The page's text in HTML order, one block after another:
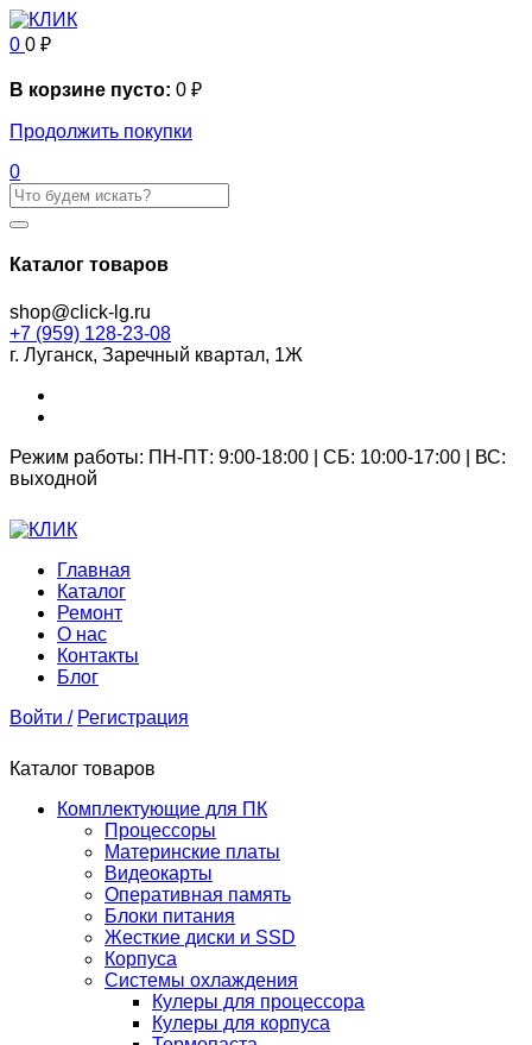
0 0 ₽
В корзине пусто: 0 ₽
Продолжить покупки
0
Каталог товаров
shop@click-lg.ru
+7 (959) 128-23-08
г. Луганск, Заречный квартал, 1Ж
Режим работы: ПН-ПТ: 9:00-18:00 | СБ: 10:00-17:00 | ВС:
выходной
Главная
Каталог
Ремонт
О нас
Контакты
Блог
Войти / Регистрация
Каталог товаров
Комплектующие для ПК
Процессоры
Материнские платы
Видеокарты
Оперативная память
Блоки питания
Жесткие диски и SSD
Корпуса
Системы охлаждения
Кулеры для процессора
Кулеры для корпуса